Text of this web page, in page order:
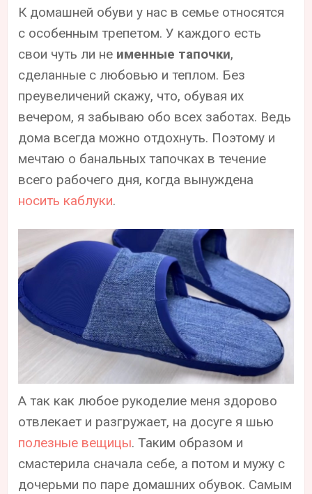
К домашней обуви у нас в семье относятся
с особенным трепетом. У каждого есть
свои чуть ли не именные тапочки,
сделанные с любовью и теплом. Без
преувеличений скажу, что, обувая их
вечером, я забываю обо всех заботах. Ведь
дома всегда можно отдохнуть. Поэтому и
мечтаю о банальных тапочках в течение
всего рабочего дня, когда вынуждена
носить каблуки.
А так как любое рукоделие меня здорово
отвлекает и разгружает, на досуге я шью
полезные вещицы. Таким образом и
смастерила сначала себе, а потом и мужу с
дочерьми по паре домашних обувок. Самым